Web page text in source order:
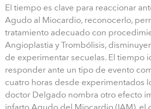
El tiempo es clave para reaccionar
Agudo al Miocardio, reconocerlo,
tratamiento adecuado con
Angioplastia y Trombólisis,
de experimentar secuelas. El tiempo
responder ante un tipo de evento
cuatro horas desde experimentados
doctor Delgado nombra otro efecto